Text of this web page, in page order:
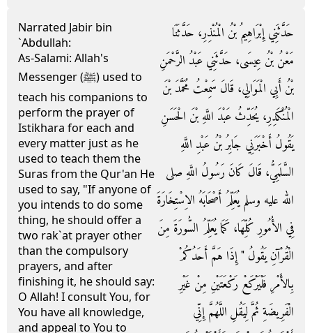
Narrated Jabir bin
`Abdullah:
As-Salami: Allah's
Messenger (ﷺ) used to
teach his companions to
perform the prayer of
Istikhara for each and
every matter just as he
used to teach them the
Suras from the Qur'an He
used to say, "If anyone of
you intends to do some
thing, he should offer a
two rak`at prayer other
than the compulsory
prayers, and after
finishing it, he should say:
O Allah! I consult You, for
You have all knowledge,
and appeal to You to
حَدَّثَنِي إِبْرَاهِيمُ بْنُ الْمُنْذِرِ، حَدَّثَنَا
مَعْنُ بْنُ عِيسَى، حَدَّثَنِي عَبْدُ الرَّحْمَنِ
بْنُ أَبِي الْمَوَالِي، قَالَ سَمِعْتُ مُحَمَّدَ بْنَ
الْمُنْكَدِرِ، يُحَدِّثُ عَبْدَ اللَّهِ بْنَ الْحَسَنِ
يَقُولُ أَخْبَرَنِي جَابِرُ بْنُ عَبْدِ اللَّهِ
السَّلَمِيُّ، قَالَ كَانَ رَسُولُ اللَّهِ صلى
الله عليه وسلم يُعَلِّمُ أَصْحَابَهُ الاِسْتِخَارَةَ
فِي الأُمُورِ كُلِّهَا، كَمَا يُعَلِّمُ السُّورَةَ مِنَ
الْقُرْآنِ يَقُولُ ‏"‏ إِذَا هَمَّ أَحَدُكُمْ
بِالأَمْرِ فَلْيَرْكَعْ رَكْعَتَيْنِ مِنْ غَيْرِ
الْفَرِيضَةِ ثُمَّ لِيَقُلِ اللَّهُمَّ إِنِّي